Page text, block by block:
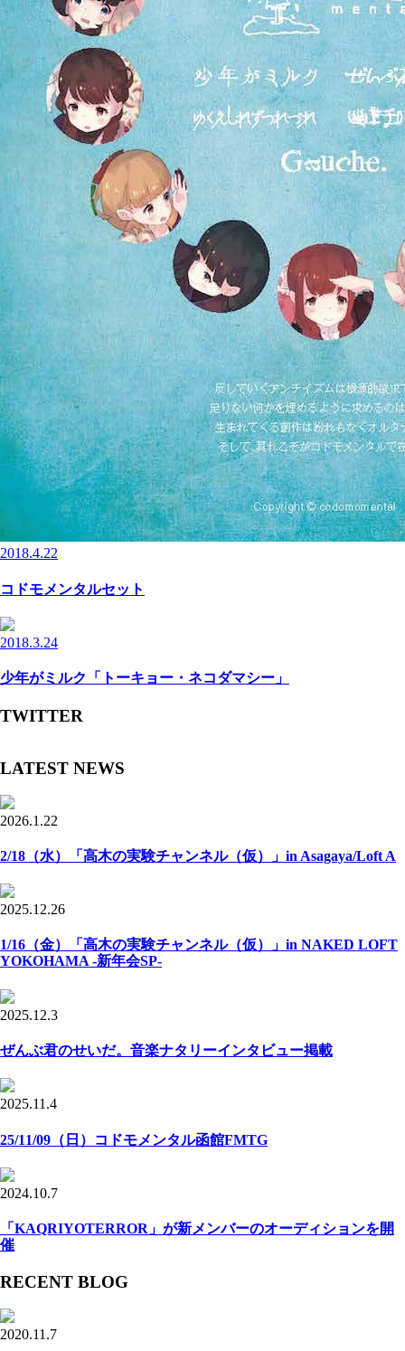
2018.4.22
コドモメンタルセット
2018.3.24
少年がミルク「トーキョー・ネコダマシー」
TWITTER
LATEST NEWS
2026.1.22
2/18（水）「高木の実験チャンネル（仮）」in Asagaya/Loft A
2025.12.26
1/16（金）「高木の実験チャンネル（仮）」in NAKED LOFT
YOKOHAMA -新年会SP-
2025.12.3
ぜんぶ君のせいだ。音楽ナタリーインタビュー掲載
2025.11.4
25/11/09（日）コドモメンタル函館FMTG
2024.10.7
「KAQRIYOTERROR」が新メンバーのオーディションを開
催
RECENT BLOG
2020.11.7